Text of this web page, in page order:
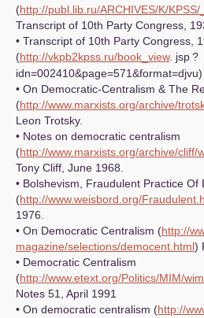
(http://publ.lib.ru/ARCHIVES/K/
Transcript of 10th Party Congress,
• Transcript of 10th Party Congress,
(http://vkpb2kpss.ru/book_view. jsp?
idn=002410&page=571&format=djvu)
• On Democratic-Centralism & The
(http://www.marxists.org/archive/
Leon Trotsky.
• Notes on democratic centralism
(http://www.marxists.org/archive/cliff/
Tony Cliff, June 1968.
• Bolshevism, Fraudulent Practice Of
(http://www.weisbord.org/
1976.
• On Democratic Centralism (http://
magazine/selections/democent.html)
• Democratic Centralism
(http://www.etext.org/Politics/MIM/
Notes 51, April 1991
• On democratic centralism (http://